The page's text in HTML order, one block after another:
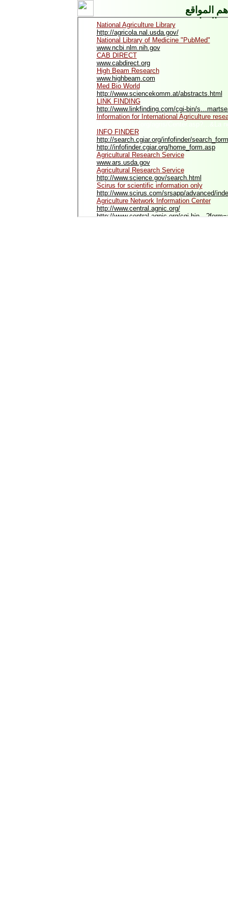
المواقع
الزراعية